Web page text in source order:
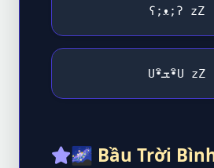
ʕ;ᴥ;ʔ zZ
U•ิܫ•ิU zZ
🌌 Bầu Trời